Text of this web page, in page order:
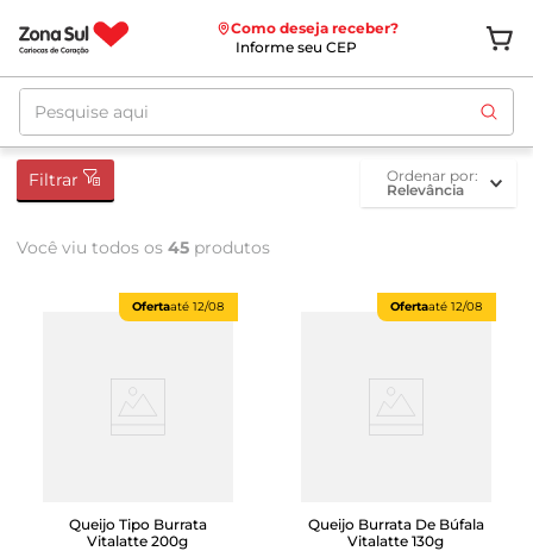
Como deseja receber?
Informe seu CEP
Pesquise aqui
Filtrar
ordenar por
Relevância
Você viu todos os 45 produtos
Ofertaaté 12/08
Queijo Tipo Burrata
Vitalatte 200g
Ofertaaté 12/08
Queijo Burrata De Búfala
Vitalatte 130g